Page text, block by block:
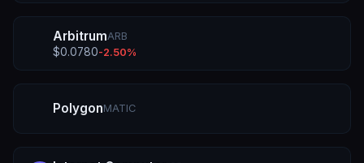
ArbitrumARB
$0.0780-2.50%
PolygonMATIC